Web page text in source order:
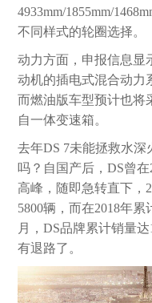
4933mm/1855mm/
不同样式的轮圈选择。
动力方面，申报信息显
动机的插电式混合动力
而燃油版车型预计也将
自一体变速箱。
去年DS 7未能拯救水深
吗？自国产后，DS曾在
高峰，随即急转直下，
5800辆，而在2018年累
月，DS品牌累计销量
有退路了。